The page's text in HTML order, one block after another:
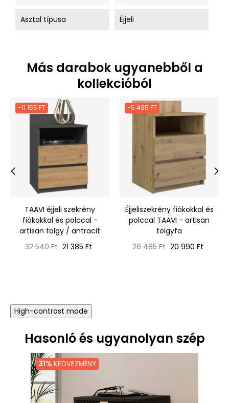
Asztal típusa Éjjeli
Más darabok ugyanebből a
kollekcióból
-11 155 FT
TAAVI éjjeli szekrény
fiókokkal és polccal -
artisan tölgy / antracit
Normál
32 540 Ft Ár
21 385 Ft
-5 495 FT
Éjjeliszekrény fiókokkal és
polccal TAAVI - artisan
tölgyfa
Normál
26 485 Ft Ár
20 990 Ft
High-contrast mode
Hasonló és ugyanolyan szép
31% KEDVEZMÉNY